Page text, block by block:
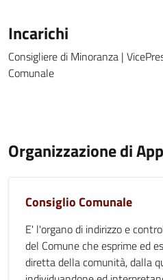
Incarichi
Consigliere di Minoranza |
Comunale
Organizzazione di
Consiglio Comunale
E' l'organo di indirizzo e
del Comune che esprime ed
diretta della comunità, dalla